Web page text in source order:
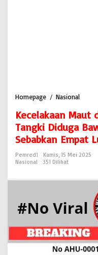
Homepage / Nasional
c
e
a
k
n
u
t
d
B
u
Kecelakaan Maut
Tangki Diduga
Sebabkan Empat
Pemred1
Kamis, 15 Mei 2025
Nasional
351 Dilihat